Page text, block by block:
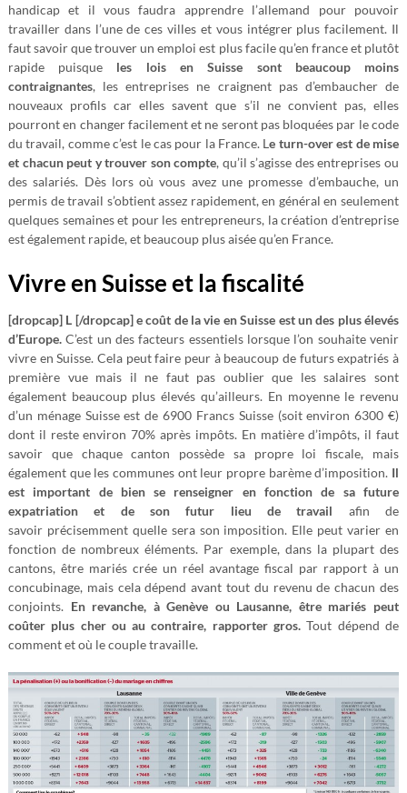
handicap et il vous faudra apprendre l’allemand pour pouvoir
travailler dans l’une de ces villes et vous intégrer plus facilement. Il
faut savoir que trouver un emploi est plus facile qu’en france et plutôt
rapide puisque les lois en Suisse sont beaucoup moins
contraignantes, les entreprises ne craignent pas d’embaucher de
nouveaux profils car elles savent que s’il ne convient pas, elles
pourront en changer facilement et ne seront pas bloquées par le code
du travail, comme c’est le cas pour la France. Le turn-over est de mise
et chacun peut y trouver son compte, qu’il s’agisse des entreprises ou
des salariés. Dès lors où vous avez une promesse d’embauche, un
permis de travail s’obtient assez rapidement, en général en seulement
quelques semaines et pour les entrepreneurs, la création d’entreprise
est également rapide, et beaucoup plus aisée qu’en France.
Vivre en Suisse et la fiscalité
[dropcap] L [/dropcap] e coût de la vie en Suisse est un des plus élevés
d’Europe.C’est un des facteurs essentiels lorsque l’on souhaite venir
vivre en Suisse. Cela peut faire peur à beaucoup de futurs expatriés à
première vue mais il ne faut pas oublier que les salaires sont
également beaucoup plus élevés qu’ailleurs. En moyenne le revenu
d’un ménage Suisse est de 6900 Francs Suisse (soit environ 6300 €)
dont il reste environ 70% après impôts. En matière d’impôts, il faut
savoir que chaque canton possède sa propre loi fiscale, mais
également que les communes ont leur propre barème d’imposition. Il
est important de bien se renseigner en fonction de sa future
expatriation et de son futur lieu de travail afin de
savoir précisemment quelle sera son imposition. Elle peut varier en
fonction de nombreux éléments. Par exemple, dans la plupart des
cantons, être mariés crée un réel avantage fiscal par rapport à un
concubinage, mais cela dépend avant tout du revenu de chacun des
conjoints. En revanche, à Genève ou Lausanne, être mariés peut
coûter plus cher ou au contraire, rapporter gros. Tout dépend de
comment et où le couple travaille.